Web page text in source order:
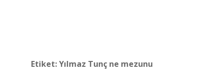
Etiket:Yılmaz Tunç ne mezunu